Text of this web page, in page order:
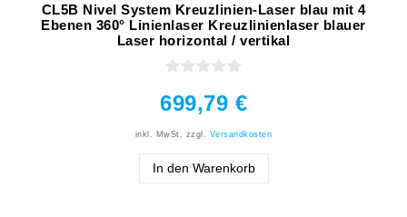
CL5B Nivel System Kreuzlinien-Laser blau mit 4
Ebenen 360° Linienlaser Kreuzlinienlaser blauer
Laser horizontal / vertikal
699,79 €
inkl. MwSt. zzgl. Versandkosten
In den Warenkorb